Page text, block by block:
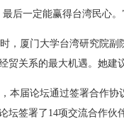
后一定能赢得台湾民心。
，厦门大学台湾研究院
贸关系的最大机遇。她建
本届论坛通过签署合作
坛签署了14项交流合作伙